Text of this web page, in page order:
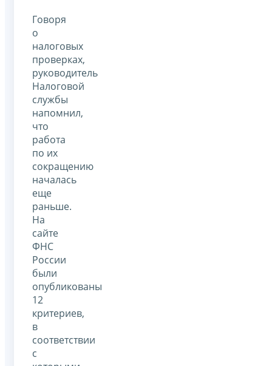
Говоря
о
налоговых
проверках,
руководитель
Налоговой
службы
напомнил,
что
работа
по их
сокращению
началась
еще
раньше.
На
сайте
ФНС
России
были
опубликованы
12
критериев,
в
соответствии
с